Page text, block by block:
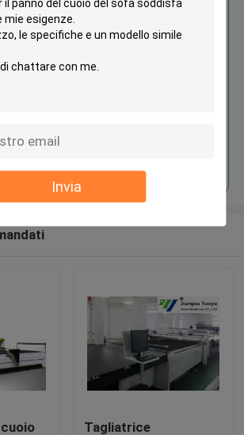
Invia
Tagliatrice del computer
il panno del cuoio del sofà
Tagliatrice